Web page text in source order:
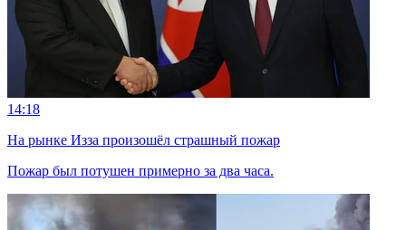
14:18
На рынке Изза произошёл страшный пожар
Пожар был потушен примерно за два часа.